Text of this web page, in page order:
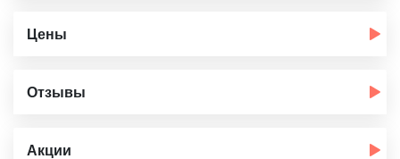
Цены
Отзывы
Акции